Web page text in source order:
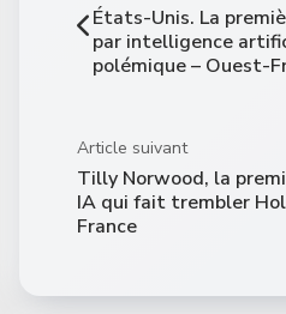
États-Unis. La
par intelligence
polémique – Ouest-
Article suivant
Tilly Norwood, la
IA qui fait trembler
France